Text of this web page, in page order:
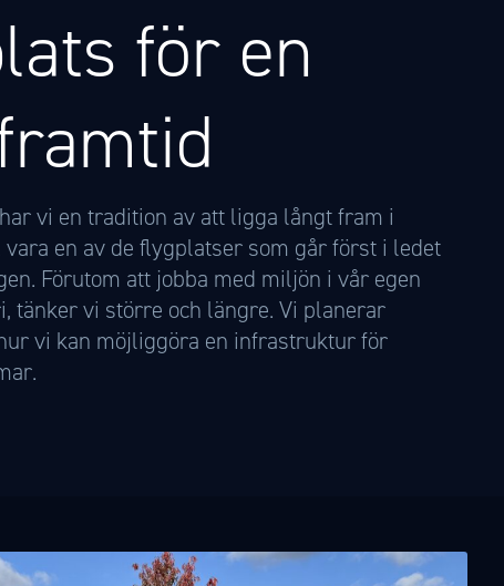
för en
vi en tradition av att ligga långt fram i
en av de flygplatser som går först i ledet
Förutom att jobba med miljön i vår egen
tänker vi större och längre. Vi planerar
vi kan möjliggöra en infrastruktur för